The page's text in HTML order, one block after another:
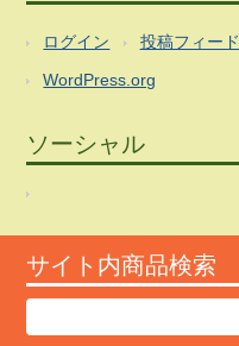
ログイン 投稿フィード
WordPress.org
ソーシャル
サイト内商品検索